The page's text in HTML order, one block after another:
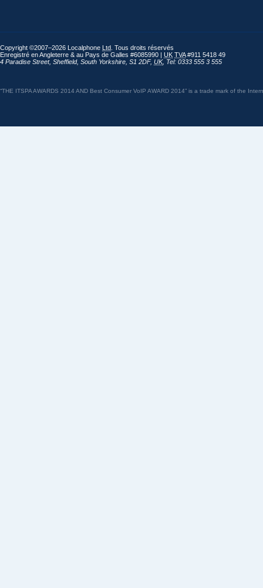
Copyright ©2007–2026 Localphone Ltd . Tous droits réservés
Enregistré en Angleterre & au Pays de Galles #6085990 | UK TVA#911 5418 49
4 Paradise Street, Sheffield, South Yorkshire S1 2DF, UK, Tel: 0333 555 3 555
“THE ITSPA AWARDS 2014 AND Best Consumer VoIP AWARD 2014” is a trade mark of the